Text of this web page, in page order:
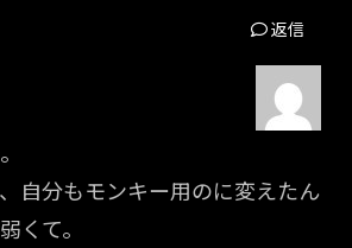
返信
自分もモンキー用のに変えたん
くて。